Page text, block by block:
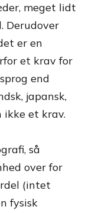
meget lidt
Derudover
er en
et krav for
end
japansk,
ikke et krav.
så
over for
(intet
fysisk